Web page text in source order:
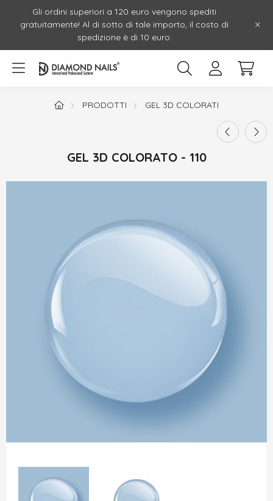
Gli ordini superiori a 120 euro vengono spediti
gratuitamente! Al di sotto di tale importo, il costo di
spedizione è di 10 euro.
PRODOTTI GEL 3D COLORATI
GEL 3D COLORATO - 110